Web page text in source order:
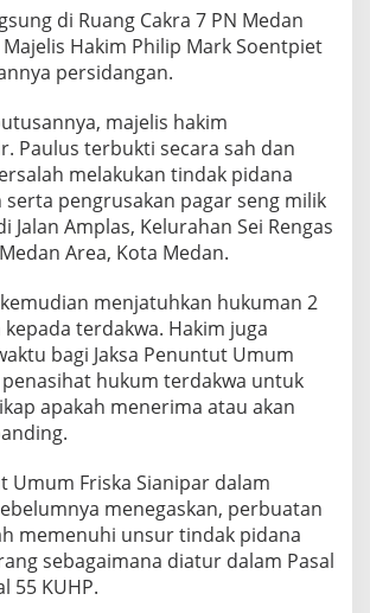
u
m
2
T
h
u
di Ruang Cakra 7 PN Medan
Hakim Philip Mark Soentpiet
persidangan.
majelis hakim
Paulus terbukti secara sah dan
melakukan tindak pidana
serta pengrusakan pagar seng milik
Jalan Amplas, Kelurahan Sei Rengas
Area, Kota Medan.
menjatuhkan hukuman 2
terdakwa. Hakim juga
bagi Jaksa Penuntut Umum
penasihat hukum terdakwa untuk
apakah menerima atau akan
Umum Friska Sianipar dalam
menegaskan, perbuatan
memenuhi unsur tindak pidana
sebagaimana diatur dalam Pasal
55 KUHP.